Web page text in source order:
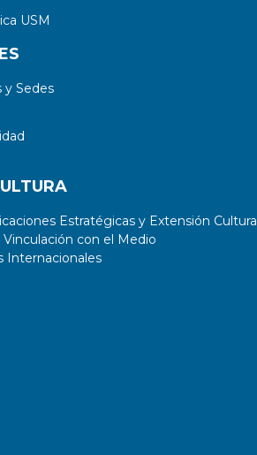
USM
Sedes
Estratégicas y Extensión Cultural
con el Medio
Internacionales